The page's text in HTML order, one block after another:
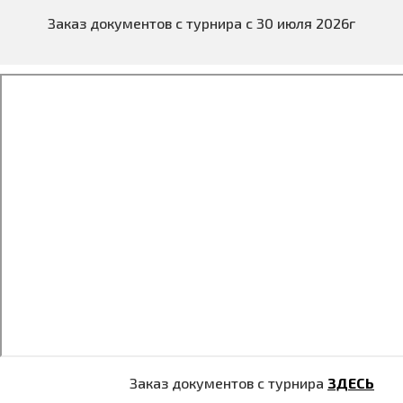
Заказ документов с турнира с 30 июля 2026г
Заказ документов с турнира ЗДЕСЬ